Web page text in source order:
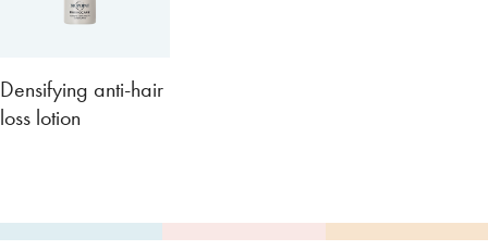
Densifying anti-hair
loss lotion